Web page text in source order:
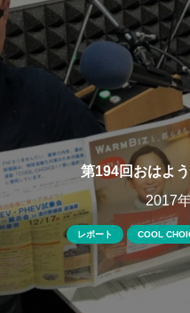
第194回おはよ
2017
レポート COOL